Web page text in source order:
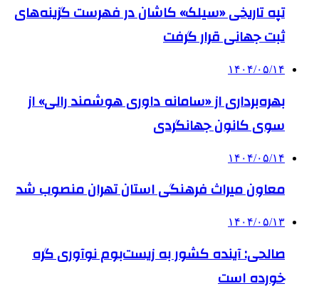
تپه تاریخی «سیلک» کاشان در فهرست گزینه‌های
ثبت جهانی قرار گرفت
۱۴۰۴/۰۵/۱۴
بهره‌برداری از «سامانه داوری هوشمند رالی» از
سوی کانون جهانگردی
۱۴۰۴/۰۵/۱۴
معاون میراث فرهنگی استان تهران منصوب شد
۱۴۰۴/۰۵/۱۳
صالحی: آینده کشور به زیست‌بوم نوآوری گره
خورده است